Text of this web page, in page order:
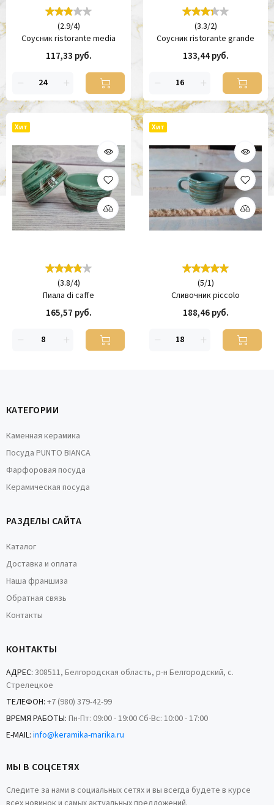
(2.9/4)
Соусник ristorante media
117,33 руб.
(3.3/2)
Соусник ristorante grande
133,44 руб.
Хит
(3.8/4)
Пиала di caffe
165,57 руб.
Хит
(5/1)
Сливочник piccolo
188,46 руб.
КАТЕГОРИИ
Каменная керамика
Посуда PUNTO BIANCA
Фарфоровая посуда
Керамическая посуда
РАЗДЕЛЫ САЙТА
Каталог
Доставка и оплата
Наша франшиза
Обратная связь
Контакты
КОНТАКТЫ
АДРЕС: 308511, Белгородская область, р-н Белгородский, с.
Стрелецкое
ТЕЛЕФОН: +7 (980) 379-42-99
ВРЕМЯ РАБОТЫ: Пн-Пт: 09:00 - 19:00 Сб-Вс: 10:00 - 17:00
E-MAIL: info@keramika-marika.ru
МЫ В СОЦСЕТЯХ
Следите за нами в социальных сетях и вы всегда будете в курсе